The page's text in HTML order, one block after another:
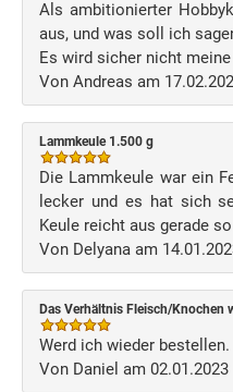
Als ambitionierter
aus, und was soll ich
Es wird sicher nicht
Von Andreas am
Lammkeule 1.500 g
Die Lammkeule war ein
lecker und es hat sich
Keule reicht aus gerade
Von Delyana am
Das Verhältnis Fleisch/Knochen
Werd ich wieder bestellen.
Von Daniel am 02.01.2023